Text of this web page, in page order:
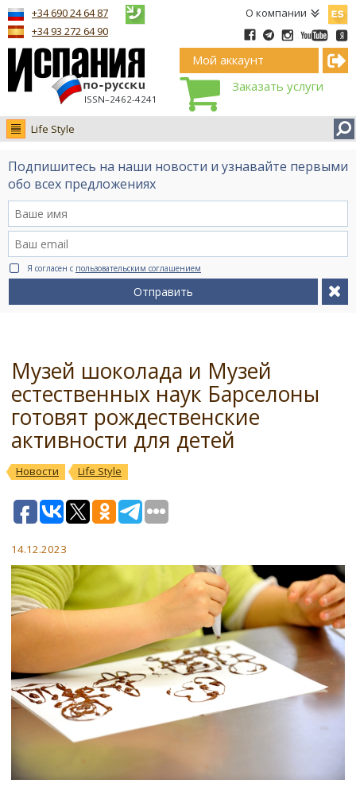
О компании
ISSN–2462-4241
+34 690 24 64 87
+34 93 272 64 90
Мой аккаунт
Заказать услуги
Life Style
Новости
Интервью
Видео Ruso.TV
BCN life
Сервис на немецком
Подпишитесь на наши новости и узнавайте первыми
обо всех предложениях
Я согласен с пользовательским соглашением
Отправить
Музей шоколада и Музей
естественных наук Барселоны
готовят рождественские
активности для детей
Новости Life Style
14.12.2023